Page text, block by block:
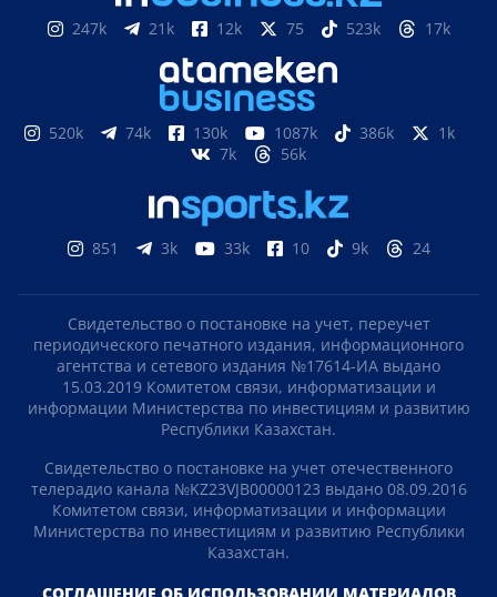
247k 21k 12k 75 523k 17k
520k 74k 130k 1087k 386k
1k
7k
56k
851 3k 33k 10 9k 24
Свидетельство о постановке на учет, переучет
периодического печатного издания, информационного
агентства и сетевого издания №17614-ИА выдано
15.03.2019 Комитетом связи, информатизации и
информации Министерства по инвестициям и развитию
Республики Казахстан.
Свидетельство о постановке на учет отечественного
телерадио канала №KZ23VJB00000123 выдано 08.09.2016
Комитетом связи, информатизации и информации
Министерства по инвестициям и развитию Республики
Казахстан.